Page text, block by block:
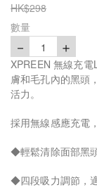
HK$298
數量
－ 1 ＋
XPREEN 無線充
膚和毛孔內的黑頭
活力。
採用無線感應充電
◆輕鬆清除面部黑
◆四段吸力調節，